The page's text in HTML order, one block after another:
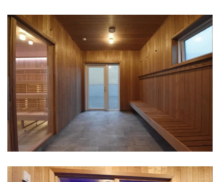
FORRUM MED BÆNK OG KNAGERÆKKE